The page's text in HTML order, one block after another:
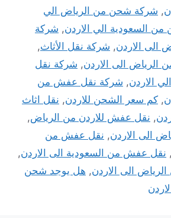
, شركة شحن من الرياض الي
السعودية الي الاردن, شركة
الى الاردن, شركة نقل الأثاث,
الى الاردن, شركة نقل
الاردن, شركة نقل عفش من
, كم سعر الشحن للاردن, نقل اثاث
, نقل عفش للاردن من الرياض,
الى الاردن, نقل عفش من
, نقل عفش من السعودية الى الاردن,
الى الاردن, هل يوجد شحن